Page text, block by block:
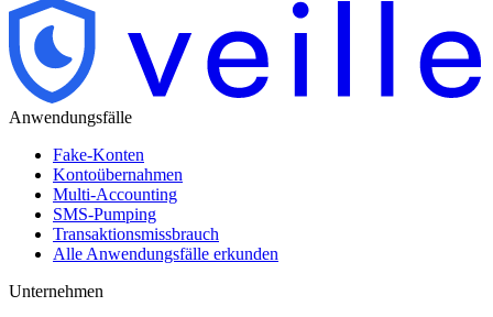
Anwendungsfälle
Fake-Konten
Kontoübernahmen
Multi-Accounting
SMS-Pumping
Transaktionsmissbrauch
Alle Anwendungsfälle erkunden
Unternehmen